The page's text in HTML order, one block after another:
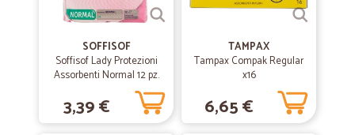
SOFFISOF
Soffisof Lady Protezioni
Assorbenti Normal 12 pz.
3,39 €
TAMPAX
Tampax Compak Regular
x16
6,65 €